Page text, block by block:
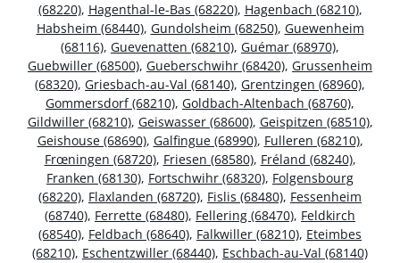
(68220), Hagenthal-le-Bas (68220), Hagenbach (68210),
Habsheim (68440), Gundolsheim (68250), Guewenheim
(68116), Guevenatten (68210), Guémar (68970),
Guebwiller (68500), Gueberschwihr (68420), Grussenheim
(68320), Griesbach-au-Val (68140), Grentzingen (68960),
Gommersdorf (68210), Goldbach-Altenbach (68760),
Gildwiller (68210), Geiswasser (68600), Geispitzen (68510),
Geishouse (68690), Galfingue (68990), Fulleren (68210),
Frœningen (68720), Friesen (68580), Fréland (68240),
Franken (68130), Fortschwihr (68320), Folgensbourg
(68220), Flaxlanden (68720), Fislis (68480), Fessenheim
(68740), Ferrette (68480), Fellering (68470), Feldkirch
(68540), Feldbach (68640), Falkwiller (68210), Eteimbes
(68210), Eschentzwiller (68440), Eschbach-au-Val (68140)